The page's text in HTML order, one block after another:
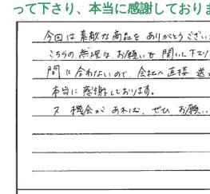
って下さり、本当に感謝しており